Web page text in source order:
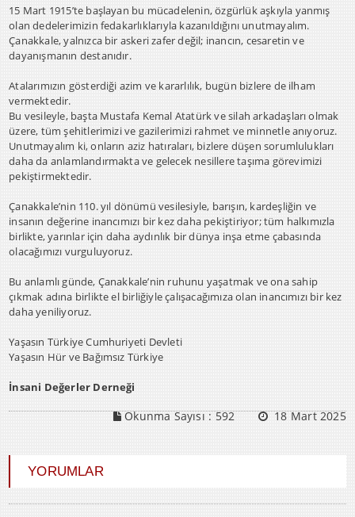
15 Mart 1915’te başlayan bu mücadelenin, özgürlük aşkıyla yanmış
olan dedelerimizin fedakarlıklarıyla kazanıldığını unutmayalım.
Çanakkale, yalnızca bir askeri zafer değil; inancın, cesaretin ve
dayanışmanın destanıdır.
Atalarımızın gösterdiği azim ve kararlılık, bugün bizlere de ilham
vermektedir.
Bu vesileyle, başta Mustafa Kemal Atatürk ve silah arkadaşları olmak
üzere, tüm şehitlerimizi ve gazilerimizi rahmet ve minnetle anıyoruz.
Unutmayalım ki, onların aziz hatıraları, bizlere düşen sorumlulukları
daha da anlamlandırmakta ve gelecek nesillere taşıma görevimizi
pekiştirmektedir.
Çanakkale’nin 110. yıl dönümü vesilesiyle, barışın, kardeşliğin ve
insanın değerine inancımızı bir kez daha pekiştiriyor; tüm halkımızla
birlikte, yarınlar için daha aydınlık bir dünya inşa etme çabasında
olacağımızı vurguluyoruz.
Bu anlamlı günde, Çanakkale’nin ruhunu yaşatmak ve ona sahip
çıkmak adına birlikte el birliğiyle çalışacağımıza olan inancımızı bir kez
daha yeniliyoruz.
Yaşasın Türkiye Cumhuriyeti Devleti
Yaşasın Hür ve Bağımsız Türkiye
İnsani Değerler Derneği
Okunma Sayısı :592 18 Mart 2025
YORUMLAR